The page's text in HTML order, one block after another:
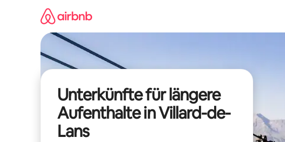
Unterkünfte für längere
Aufenthalte in Villard-de-
Lans